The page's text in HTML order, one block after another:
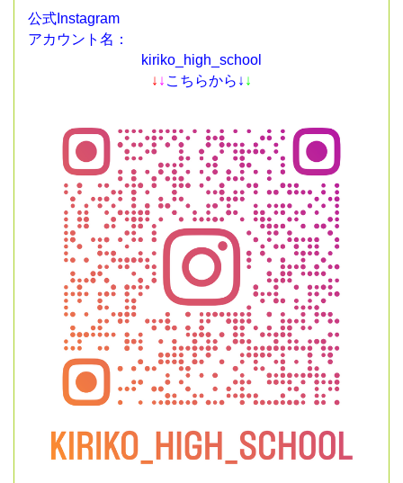
公式Instagram
アカウント名：
kiriko_high_school
↓ ↓ こちらから↓ ↓